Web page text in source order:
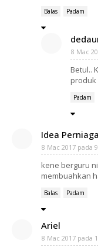
Balas Padam
8 Mac
Betul..
produk
Padam
Idea
8 Mac 2017 pada
kene berguru
membuahkan
Balas Padam
Ariel
8 Mac 2017 pada